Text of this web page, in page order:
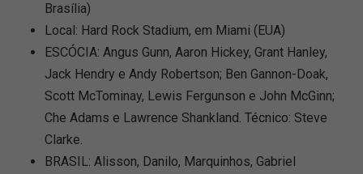
Brasília)
Local: Hard Rock Stadium, em Miami (EUA)
ESCÓCIA: Angus Gunn, Aaron Hickey, Grant Hanley,
Jack Hendry e Andy Robertson; Ben Gannon-Doak,
Scott McTominay, Lewis Fergunson e John McGinn;
Che Adams e Lawrence Shankland. Técnico: Steve
Clarke.
BRASIL: Alisson, Danilo, Marquinhos, Gabriel